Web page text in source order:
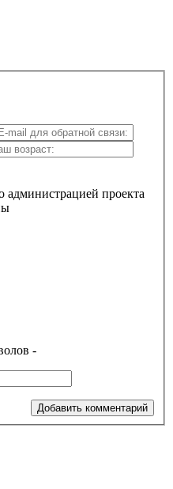
администрацией проекта
-